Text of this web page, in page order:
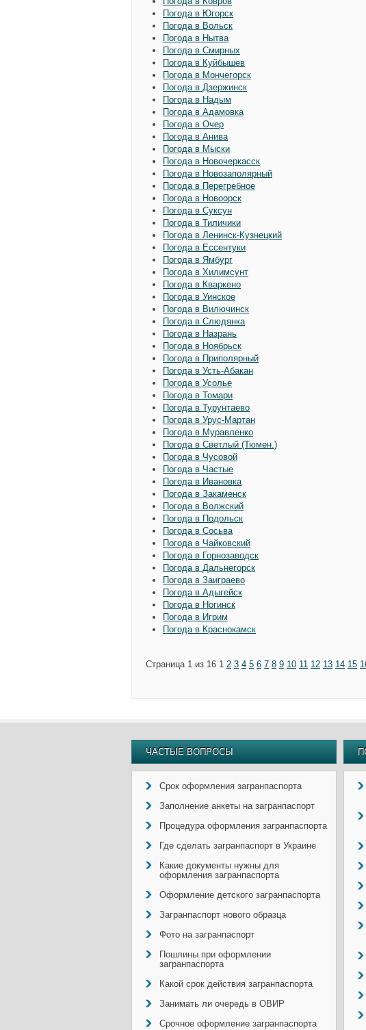
Погода в Югорск
Погода в Вольск
Погода в Нытва
Погода в Смирных
Погода в Куйбышев
Погода в Мончегорск
Погода в Дзержинск
Погода в Надым
Погода в Адамовка
Погода в Очер
Погода в Анива
Погода в Мыски
Погода в Новочеркасск
Погода в Новозаполярный
Погода в Перегребное
Погода в Новоорск
Погода в Суксун
Погода в Тиличики
Погода в Ленинск-Кузнецкий
Погода в Ессентуки
Погода в Ямбург
Погода в Хилимсунт
Погода в Кваркено
Погода в Уинское
Погода в Вилючинск
Погода в Слюдянка
Погода в Назрань
Погода в Ноябрьск
Погода в Приполярный
Погода в Усть-Абакан
Погода в Усолье
Погода в Томари
Погода в Турунтаево
Погода в Урус-Мартан
Погода в Муравленко
Погода в Светлый (Тюмен.)
Погода в Чусовой
Погода в Частые
Погода в Ивановка
Погода в Закаменск
Погода в Волжский
Погода в Подольск
Погода в Сосьва
Погода в Чайковский
Погода в Горнозаводск
Погода в Дальнегорск
Погода в Заиграево
Погода в Адыгейск
Погода в Ногинск
Погода в Игрим
Погода в Краснокамск
Страница 1 из 16 1 2 3 4 5 6 7 8 9 10 11 12 13 14 15
ЧАСТЫЕ ВОПРОСЫ
Срок оформления загранпаспорта
Заполнение анкеты на загранпаспорт
Процедура оформления загранпаспорта
Где сделать загранпаспорт в Украине
Какие документы нужны для
оформления загранпаспорта
Оформление детского загранпаспорта
Загранпаспорт нового образца
Фото на загранпаспорт
Пошлины при оформлении
загранпаспорта
Какой срок действия загранпаспорта
Занимать ли очередь в ОВИР
Срочное оформление загранпаспорта